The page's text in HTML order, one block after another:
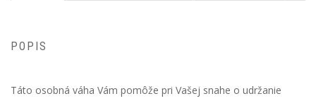
POPIS
Táto osobná váha Vám pomôže pri Vašej snahe o udržanie